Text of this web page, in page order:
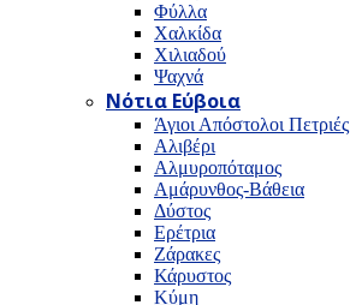
Φύλλα
Χαλκίδα
Χιλιαδού
Ψαχνά
Νότια Εύβοια
Άγιοι Απόστολοι Πετριές
Αλιβέρι
Αλμυροπόταμος
Αμάρυνθος-Βάθεια
Δύστος
Ερέτρια
Ζάρακες
Κάρυστος
Κύμη